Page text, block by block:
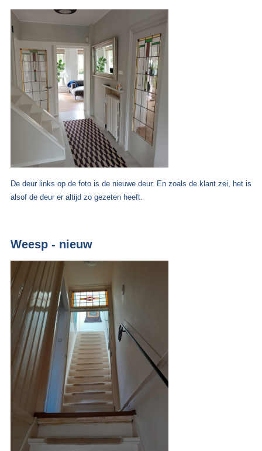
De deur links op de foto is de nieuwe deur. En zoals de klant zei, het is
alsof de deur er altijd zo gezeten heeft.
Weesp - nieuw